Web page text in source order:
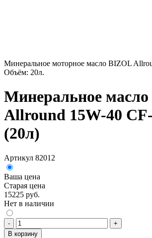
Минеральное моторное масло BIZOL
Объём: 20л.
Минеральное
Allround 15W-40
(20л)
Артикул 82012
Ваша цена
Старая цена
15225 руб.
Нет в наличии
-
+
В корзину